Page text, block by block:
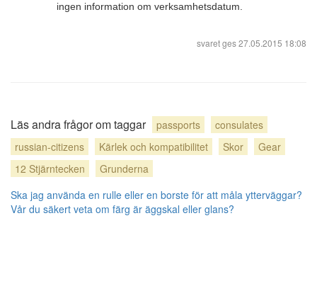
ingen information om verksamhetsdatum.
svaret ges27.05.2015 18:08
Läs andra frågor om taggar passports
consulates
russian-citizens
Kärlek och kompatibilitet Skor
Gear
12 Stjärntecken
Grunderna
Ska jag använda en rulle eller en borste för att måla ytterväggar?
Vår du säkert veta om färg är äggskal eller glans?